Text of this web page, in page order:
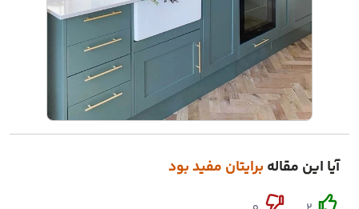
آیا این مقاله برایتان مفید بود